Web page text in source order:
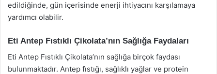
edildiğinde, gün içerisinde enerji ihtiyacını karşılamaya
yardımcı olabilir.
Eti Antep Fıstıklı Çikolata’nın Sağlığa Faydaları
Eti Antep Fıstıklı Çikolata’nın sağlığa birçok faydası
bulunmaktadır. Antep fıstığı, sağlıklı yağlar ve protein